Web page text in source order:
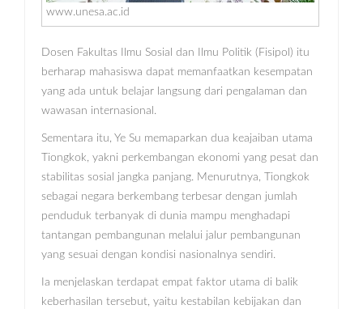
www.unesa.ac.id
Dosen Fakultas Ilmu Sosial dan Ilmu Politik (Fisipol) itu
berharap mahasiswa dapat memanfaatkan kesempatan
yang ada untuk belajar langsung dari pengalaman dan
wawasan internasional.
Sementara itu, Ye Su memaparkan dua keajaiban utama
Tiongkok, yakni perkembangan ekonomi yang pesat dan
stabilitas sosial jangka panjang. Menurutnya, Tiongkok
sebagai negara berkembang terbesar dengan jumlah
penduduk terbanyak di dunia mampu menghadapi
tantangan pembangunan melalui jalur pembangunan
yang sesuai dengan kondisi nasionalnya sendiri.
Ia menjelaskan terdapat empat faktor utama di balik
keberhasilan tersebut, yaitu kestabilan kebijakan dan